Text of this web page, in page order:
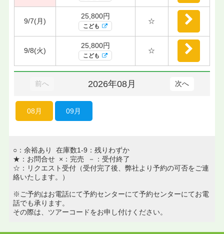
9/7(月)
25,800円
こども
☆
9/8(火)
25,800円
こども
☆
前へ 2026年08月 次へ
08月 09月
○：余裕あり 在庫数1-9：残りわずか
★：お問合せ ×：完売 －：受付終了
☆：リクエスト受付（受付完了後、弊社より予約の可否をご連
絡いたします。）
※ご予約はお電話にて予約センターにて予約センターにてお電
話でも承ります。
その際は、ツアーコードをお申し付けください。